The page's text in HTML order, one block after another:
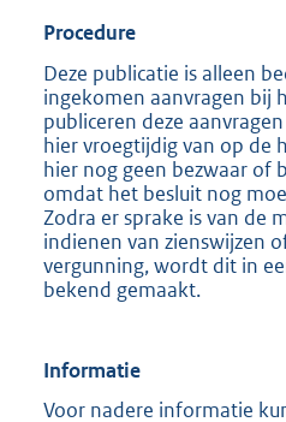
Procedure
Deze publicatie is alleen
ingekomen aanvragen bij
publiceren deze
hier vroegtijdig van op de
hier nog geen bezwaar of
omdat het besluit nog
Zodra er sprake is van de
indienen van zienswijzen
vergunning, wordt dit in
bekend gemaakt.
Informatie
Voor nadere informatie